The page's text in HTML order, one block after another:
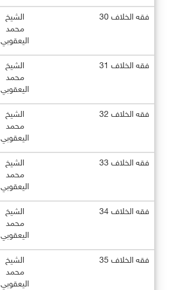
فقه الخلاف 30
الشيخ
محمد
اليعقوبي
فقه الخلاف 31
الشيخ
محمد
اليعقوبي
فقه الخلاف 32
الشيخ
محمد
اليعقوبي
فقه الخلاف 33
الشيخ
محمد
اليعقوبي
فقه الخلاف 34
الشيخ
محمد
اليعقوبي
فقه الخلاف 35
الشيخ
محمد
اليعقوبي